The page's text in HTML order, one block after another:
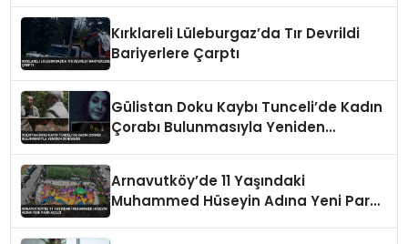
Kırklareli Lüleburgaz’da Tır Devrildi
Bariyerlere Çarptı
Gülistan Doku Kaybı Tunceli’de Kadın
Çorabı Bulunmasıyla Yeniden
Arnavutköy’de 11 Yaşındaki
Muhammed Hüseyin Adına Yeni Park